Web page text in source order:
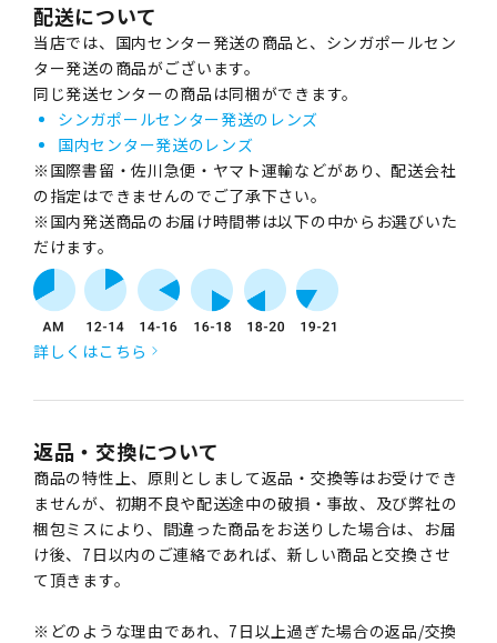
配送について
当店では、国内センター発送の商品と、シンガポールセン
ター発送の商品がございます。
同じ発送センターの商品は同梱ができます。
シンガポールセンター発送のレンズ
国内センター発送のレンズ
※国際書留・佐川急便・ヤマト運輸などがあり、配送会社
の指定はできませんのでご了承下さい。
※国内発送商品のお届け時間帯は以下の中からお選びいた
だけます。
詳しくはこちら
返品・交換について
商品の特性上、原則としまして返品・交換等はお受けでき
ませんが、初期不良や配送途中の破損・事故、及び弊社の
梱包ミスにより、間違った商品をお送りした場合は、お届
け後、7日以内のご連絡であれば、新しい商品と交換させ
て頂きます。
※どのような理由であれ、7日以上過ぎた場合の返品/交換